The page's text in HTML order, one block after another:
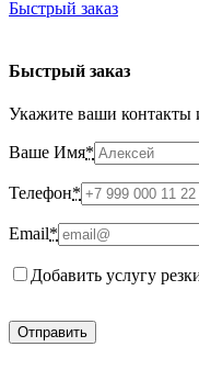
Быстрый заказ
Быстрый заказ
Укажите ваши контакты
Ваше Имя*
Телефон*
Email*
Добавить услугу